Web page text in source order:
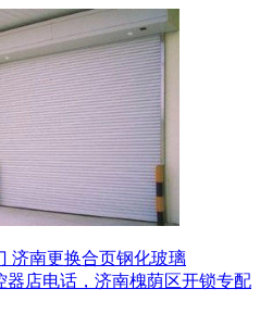
济南更换合页钢化玻璃
店电话，济南槐荫区开锁专配